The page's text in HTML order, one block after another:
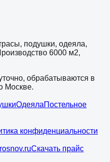
подушки, одеяла,
6000 м2,
обрабатываются в
Москве.
ОдеялаПостельное
конфиденциальности
Скачать прайс